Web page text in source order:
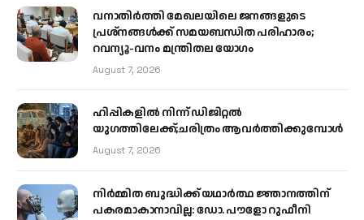
വനാതിർത്തി മേഖലയിലെ ജനങ്ങളുടെ
പ്രശ്നങ്ങൾക്ക് സമയബന്ധിത പരിഹാരം;
റവന്യൂ-വനം മന്ത്രിതല യോഗം
August 7, 2026
ഹിപ്പികളില്‍ നിന്ന് ഡിജിറ്റല്‍
യുഗത്തിലേക്ക്;ചരിത്രം ആവര്‍ത്തിക്കുമ്പോള്‍
August 7, 2026
നിർമ്മിത ബുദ്ധിക്ക് യഥാർത്ഥ ജ്ഞാനത്തിന്
പകരമാകാനാവില്ല: ഡോ. പൗളോ റുഫീനി